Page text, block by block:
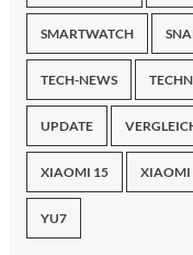
SMARTWATCH
TECH-NEWS
UPDATE
XIAOMI 15 XIAOMI
YU7